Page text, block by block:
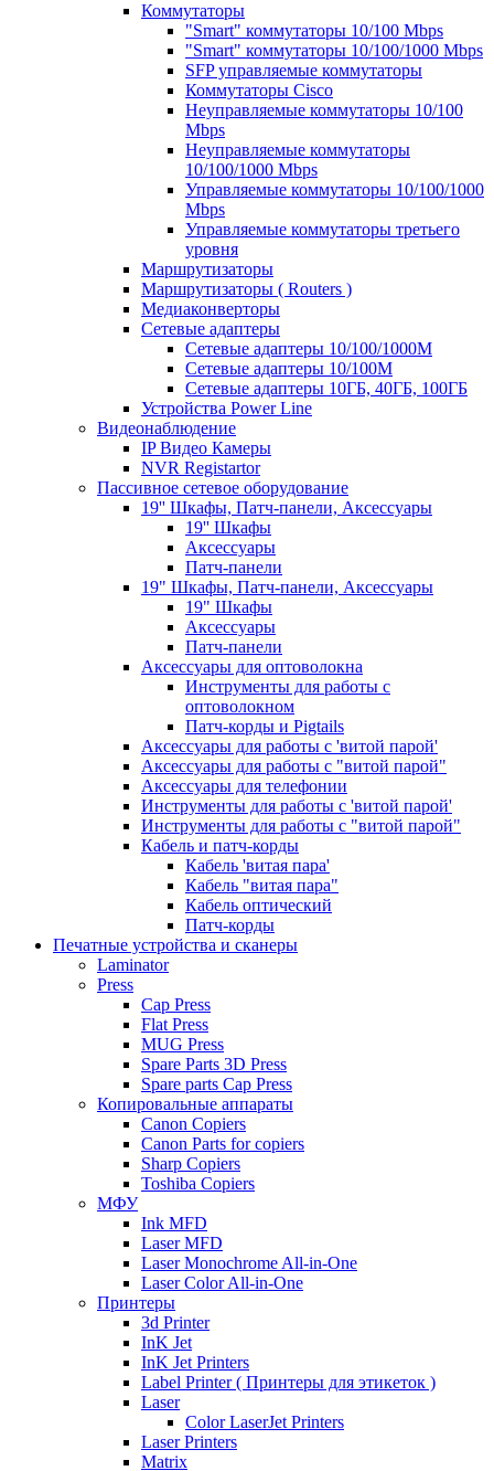
Коммутаторы
"Smart" коммутаторы 10/100 Mbps
"Smart" коммутаторы 10/100/1000 Mbps
SFP управляемые коммутаторы
Коммутаторы Cisco
Неуправляемые коммутаторы 10/100
Mbps
Неуправляемые коммутаторы
10/100/1000 Mbps
Управляемые коммутаторы 10/100/1000
Mbps
Управляемые коммутаторы третьего
уровня
Маршрутизаторы
Маршрутизаторы ( Routers )
Медиаконверторы
Сетевые адаптеры
Сетевые адаптеры 10/100/1000М
Сетевые адаптеры 10/100M
Сетевые адаптеры 10ГБ, 40ГБ, 100ГБ
Устройства Power Line
Видеонаблюдение
IP Видео Камеры
NVR Registartor
Пассивное сетевое оборудование
19'' Шкафы, Патч-панели, Аксессуары
19'' Шкафы
Аксессуары
Патч-панели
19" Шкафы, Патч-панели, Аксессуары
19" Шкафы
Аксессуары
Патч-панели
Аксессуары для оптоволокна
Инструменты для работы с
оптоволокном
Патч-корды и Pigtails
Аксессуары для работы с 'витой парой'
Аксессуары для работы с "витой парой"
Аксессуары для телефонии
Инструменты для работы с 'витой парой'
Инструменты для работы с "витой парой"
Кабель и патч-корды
Кабель 'витая пара'
Кабель "витая пара"
Кабель оптический
Патч-корды
Печатные устройства и сканеры
Laminator
Press
Cap Press
Flat Press
MUG Press
Spare Parts 3D Press
Spare parts Cap Press
Копировальные аппараты
Canon Copiers
Canon Parts for copiers
Sharp Copiers
Toshiba Copiers
МФУ
Ink MFD
Laser MFD
Laser Monochrome All-in-One
Laser Color All-in-One
Принтеры
3d Printer
InK Jet
InK Jet Printers
Label Printer ( Принтеры для этикеток )
Laser
Color LaserJet Printers
Laser Printers
Matrix